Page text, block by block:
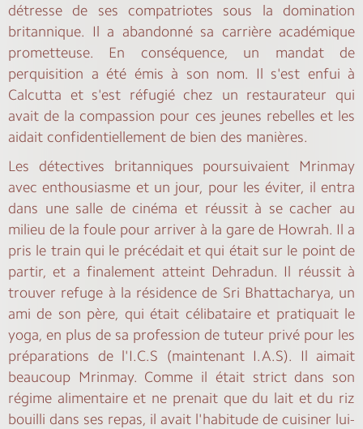
détresse de ses compatriotes sous la domination
britannique. Il a abandonné sa carrière académique
prometteuse. En conséquence, un mandat de
perquisition a été émis à son nom. Il s'est enfui à
Calcutta et s'est réfugié chez un restaurateur qui
avait de la compassion pour ces jeunes rebelles et les
aidait confidentiellement de bien des manières.
Les détectives britanniques poursuivaient Mrinmay
avec enthousiasme et un jour, pour les éviter, il entra
dans une salle de cinéma et réussit à se cacher au
milieu de la foule pour arriver à la gare de Howrah. Il a
pris le train qui le précédait et qui était sur le point de
partir, et a finalement atteint Dehradun. Il réussit à
trouver refuge à la résidence de Sri Bhattacharya, un
ami de son père, qui était célibataire et pratiquait le
yoga, en plus de sa profession de tuteur privé pour les
préparations de l'I.C.S (maintenant I.A.S). Il aimait
beaucoup Mrinmay. Comme il était strict dans son
régime alimentaire et ne prenait que du lait et du riz
bouilli dans ses repas, il avait l'habitude de cuisiner lui-